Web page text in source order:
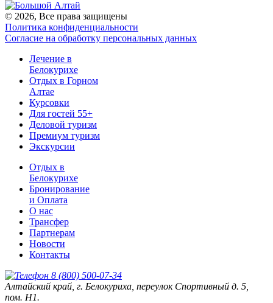
© 2026, Все права защищены
Политика конфиденциальности
Согласие на обработку персональных данных
Лечение в
Белокурихе
Отдых в Горном
Алтае
Курсовки
Для гостей 55+
Деловой туризм
Премиум туризм
Экскурсии
Отдых в
Белокурихе
Бронирование
и Оплата
О нас
Трансфер
Партнерам
Новости
Контакты
8 (800) 500-07-34
Алтайский край, г. Белокуриха, переулок Спортивный д. 5,
пом. Н1.